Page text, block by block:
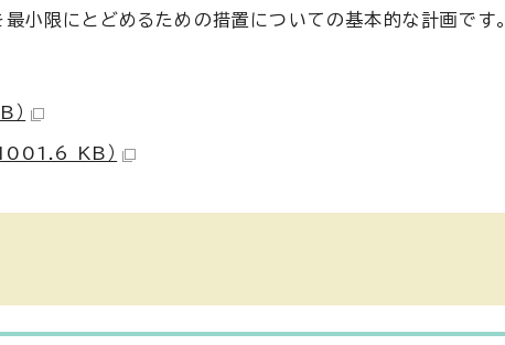
小限にとどめるための措置についての基本的な計画です。
KB）